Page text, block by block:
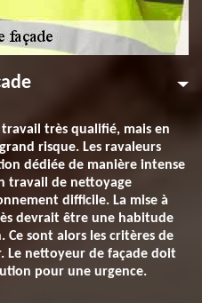
très qualifié, mais en
risque. Les ravaleurs
dédiée de manière intense
travail de nettoyage
difficile. La mise à
devrait être une habitude
sont alors les critères de
Le nettoyeur de façade doit
pour une urgence.